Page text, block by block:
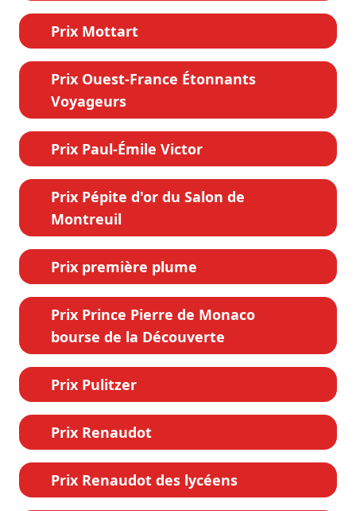
Prix Mottart
Prix Ouest-France Étonnants
Voyageurs
Prix Paul-Émile Victor
Prix Pépite d'or du Salon de
Montreuil
Prix première plume
Prix Prince Pierre de Monaco
bourse de la Découverte
Prix Pulitzer
Prix Renaudot
Prix Renaudot des lycéens